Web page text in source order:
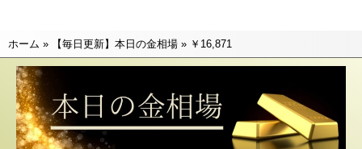
ホーム » 【毎日更新】本日の金相場 » ￥16,871